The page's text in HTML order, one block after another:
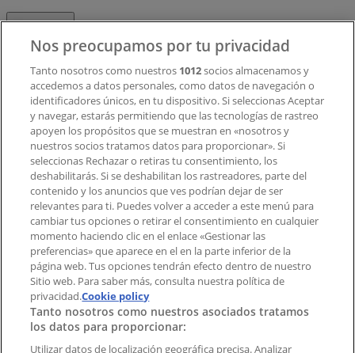
Contacto comercial y de marketing
Tienda mal colocada en el mapa
Notificar un folleto
¿Encontraste un problema en la web o en la
aplicación?
Índices
Marcas
Marcas locales
Negocios
Negocios cercanos
Productos
Nos preocupamos por tu privacidad
Tanto nosotros como nuestros 1012socios almacenamos y
accedemos a datos personales, como datos de navegación o
identificadores únicos, en tu dispositivo. Si seleccionas Aceptar
y navegar, estarás permitiendo que las tecnologías de rastreo
apoyen los propósitos que se muestran en «nosotros y
nuestros socios tratamos datos para proporcionar». Si
seleccionas Rechazar o retiras tu consentimiento, los
deshabilitarás. Si se deshabilitan los rastreadores, parte del
contenido y los anuncios que ves podrían dejar de ser
relevantes para ti. Puedes volver a acceder a este menú para
cambiar tus opciones o retirar el consentimiento en cualquier
momento haciendo clic en el enlace «Gestionar las
preferencias» que aparece en el en la parte inferior de la
página web. Tus opciones tendrán efecto dentro de nuestro
Sitio web. Para saber más, consulta nuestra política de
privacidad.Cookie policy
Tanto nosotros como nuestros asociados tratamos
los datos para proporcionar:
Utilizar datos de localización geográfica precisa. Analizar